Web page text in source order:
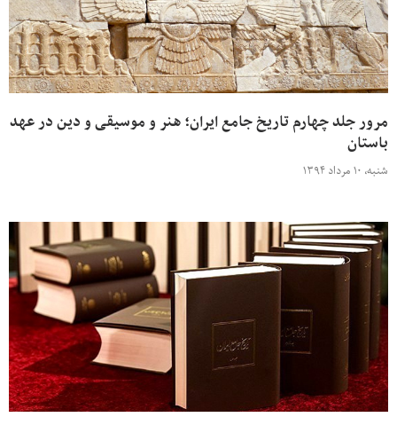
مرور جلد چهارم تاریخ جامع ایران؛ هنر و موسیقی و دین در عهد
باستان
شنبه، ۱۰ مرداد ۱۳۹۴